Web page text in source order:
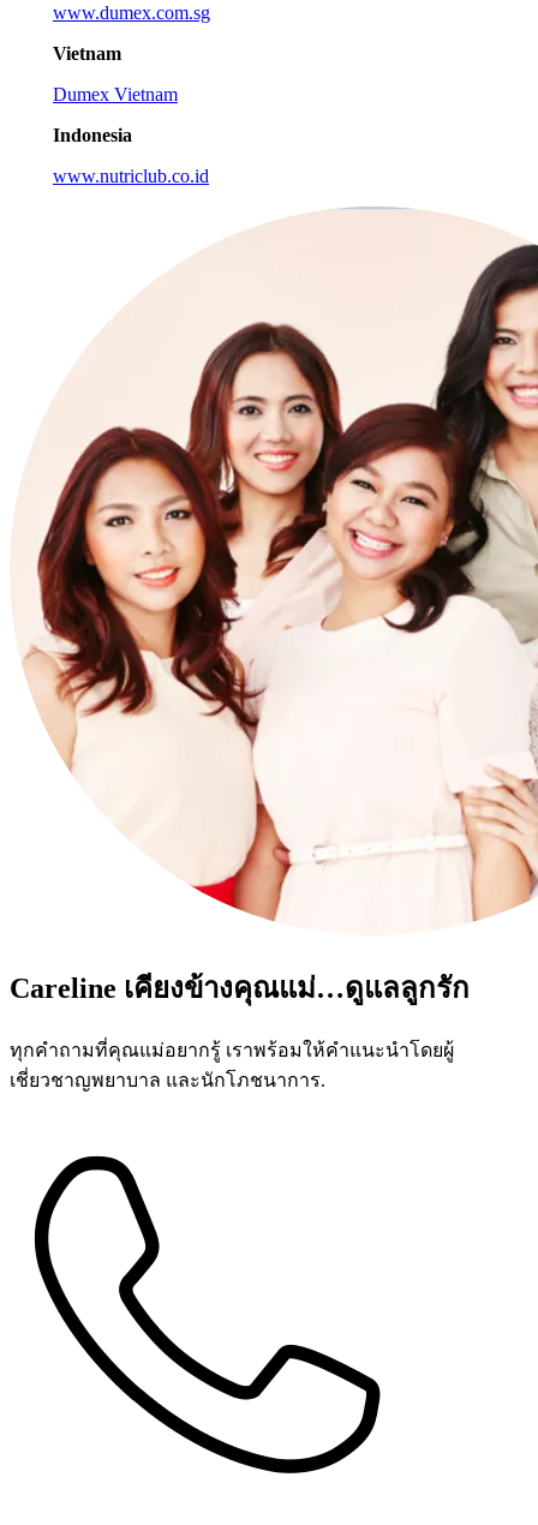
www.dumex.com.sg
Vietnam
Dumex Vietnam
Indonesia
www.nutriclub.co.id
Careline เคียงข้างคุณแม่…ดูแลลูกรัก
ทุกคำถามที่คุณแม่อยากรู้ เราพร้อมให้คำแนะนำโดยผู้
เชี่ยวชาญพยาบาล และนักโภชนาการ.